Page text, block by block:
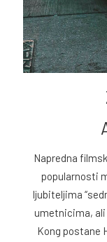
Napredna
popularnosti
ljubiteljima
umetnicima, ali
Kong postane